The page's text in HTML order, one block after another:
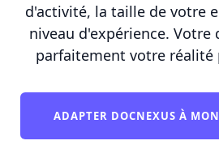
d'activité, la taille de votre
niveau d'expérience.
parfaitement votre réalité
ADAPTER DOCNEXUS À